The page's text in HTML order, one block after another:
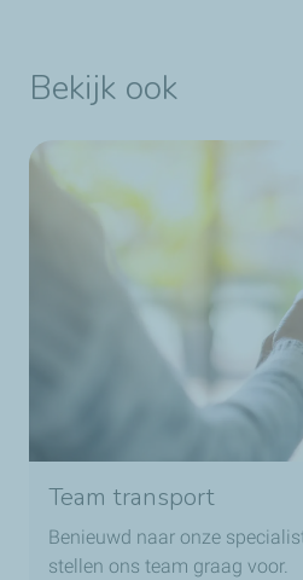
Bekijk ook
Team transport
Benieuwd naar onze
stellen ons team graag voor.